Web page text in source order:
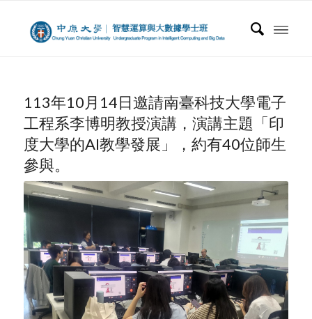
113年10月14日邀請南臺科技大學電子
工程系李博明教授演講，演講主題「印
度大學的AI教學發展」，約有40位師生
參與。